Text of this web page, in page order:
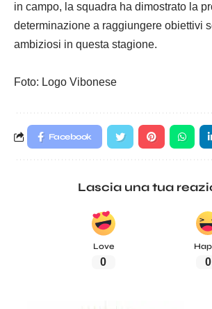
in campo, la squadra ha dimostrato la
determinazione a raggiungere obiettivi
ambiziosi in questa stagione.
Foto: Logo Vibonese
Facebook
Lascia una tua
Love
0 0